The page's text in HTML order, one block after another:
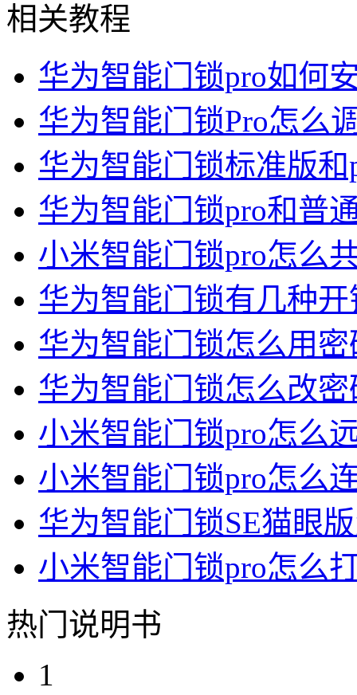
相关教程
华为智能门锁pro如何
华为智能门锁Pro怎么
华为智能门锁标准版和
华为智能门锁pro和普
小米智能门锁pro怎么
华为智能门锁有几种
华为智能门锁怎么用
华为智能门锁怎么改密
小米智能门锁pro怎么
小米智能门锁pro怎么
华为智能门锁SE猫眼
小米智能门锁pro怎么
热门说明书
1